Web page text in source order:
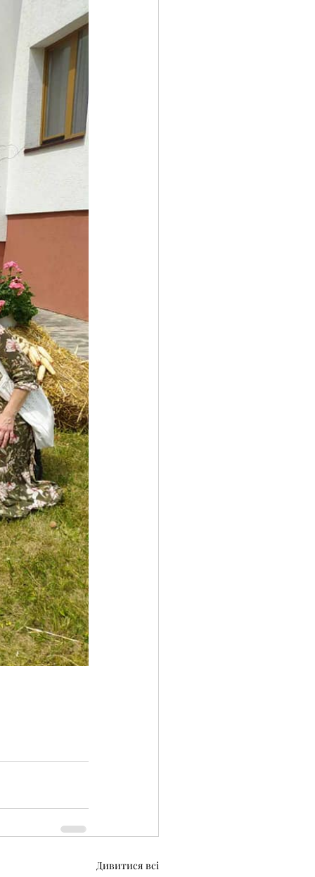
Дивитися всі